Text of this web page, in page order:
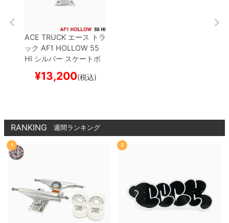
ACE TRUCK エース
トラ
ック AF1 HOLLOW 55
HI シルバー スケートボ
¥13,200(税込)
RANKING 週間ランキング
1 2